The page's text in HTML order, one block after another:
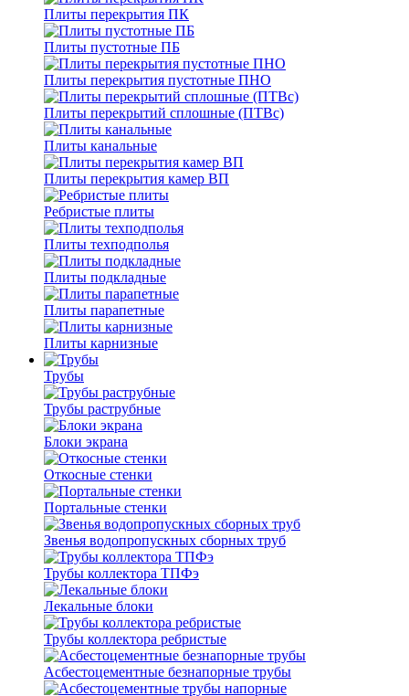
Плиты перекрытия ПК
Плиты пустотные ПБ
Плиты перекрытия пустотные ПНО
Плиты перекрытий сплошные (ПТВс)
Плиты канальные
Плиты перекрытия камер ВП
Ребристые плиты
Плиты техподполья
Плиты подкладные
Плиты парапетные
Плиты карнизные
Трубы
Трубы раструбные
Блоки экрана
Откосные стенки
Портальные стенки
Звенья водопропускных сборных труб
Трубы коллектора ТПФэ
Лекальные блоки
Трубы коллектора ребристые
Асбестоцементные безнапорные трубы